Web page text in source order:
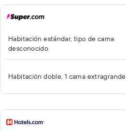
Habitación estándar, tipo de cama
desconocido
Habitación doble, 1 cama extragrande